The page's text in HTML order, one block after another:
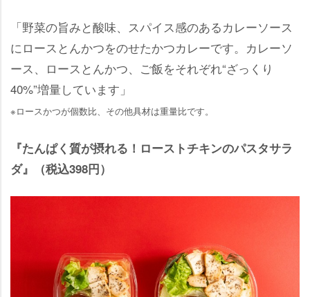
「野菜の旨みと酸味、スパイス感のあるカレーソース
にロースとんかつをのせたかつカレーです。カレーソ
ース、ロースとんかつ、ご飯をそれぞれ“ざっくり
40%”増量しています」
※ロースかつが個数比、その他具材は重量比です。
『たんぱく質が摂れる！ローストチキンのパスタサラ
ダ』（税込398円）